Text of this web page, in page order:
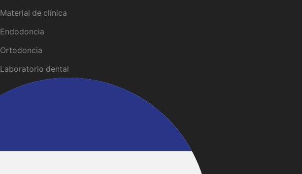
Material de clínica
Endodoncia
Ortodoncia
Laboratorio dental